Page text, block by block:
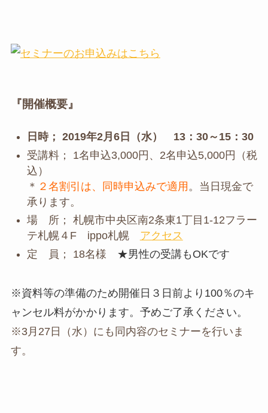
『開催概要』
日時； 2019年2月6日（水） 13：30～15：30
受講料； 1名申込3,000円、2名申込5,000円（税
込）
＊ ２名割引は、同時申込みで適用 。当日現金で
承ります。
場 所； 札幌市中央区南2条東1丁目1-12フラー
テ札幌４F ippo札幌 アクセス
定 員； 18名様 ★男性の受講もOKです
※資料等の準備のため開催日３日前より100％のキ
ャンセル料がかかります。予めご了承ください。
※3月27日（水）にも同内容のセミナーを行いま
す。